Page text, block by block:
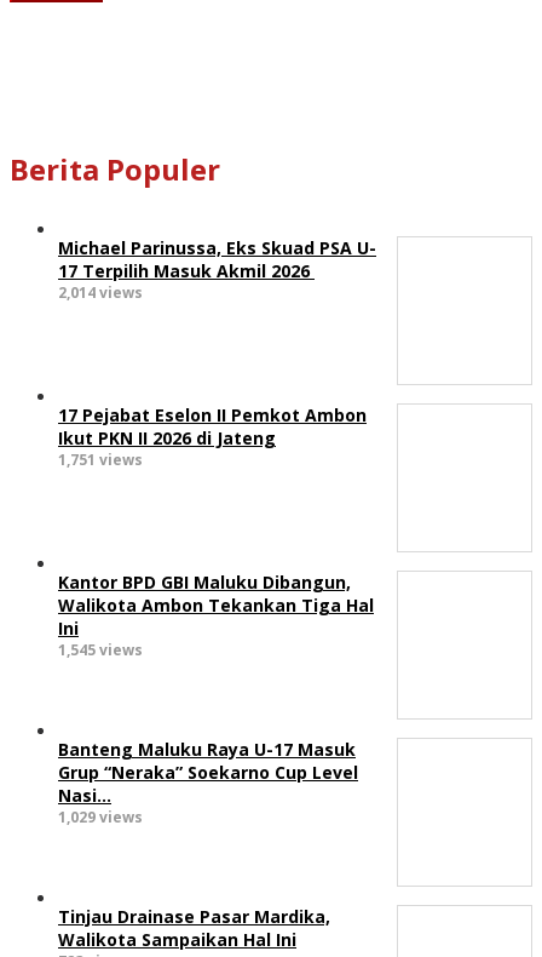
Berita Populer
Michael Parinussa, Eks Skuad PSA U-
17 Terpilih Masuk Akmil 2026
2,014 views
17 Pejabat Eselon II Pemkot Ambon
Ikut PKN II 2026 di Jateng
1,751 views
Kantor BPD GBI Maluku Dibangun,
Walikota Ambon Tekankan Tiga Hal
Ini
1,545 views
Banteng Maluku Raya U-17 Masuk
Grup “Neraka” Soekarno Cup Level
Nasi…
1,029 views
Tinjau Drainase Pasar Mardika,
Walikota Sampaikan Hal Ini